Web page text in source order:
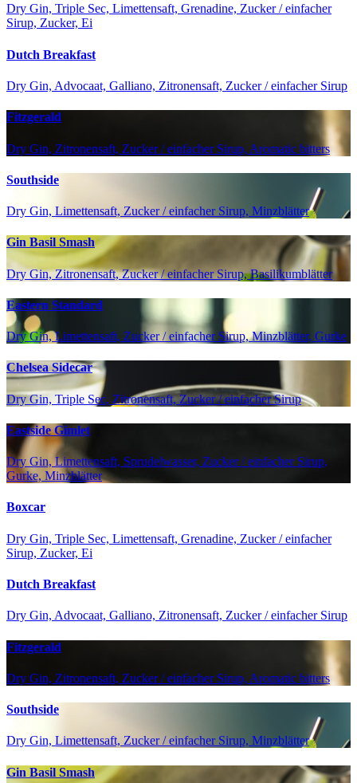
Dry Gin, Triple Sec, Limettensaft, Grenadine, Zucker / einfacher
Sirup, Zucker, Ei
Dutch Breakfast
Dry Gin, Advocaat, Galliano, Zitronensaft, Zucker / einfacher Sirup
Fitzgerald
Dry Gin, Zitronensaft, Zucker / einfacher Sirup, Aromatic bitters
Southside
Dry Gin, Limettensaft, Zucker / einfacher Sirup, Minzblätter
Gin Basil Smash
Dry Gin, Zitronensaft, Zucker / einfacher Sirup, Basilikumblätter
Eastern Standard
Dry Gin, Limettensaft, Zucker / einfacher Sirup, Minzblätter, Gurke
Chelsea Sidecar
Dry Gin, Triple Sec, Zitronensaft, Zucker / einfacher Sirup
Eastside Gimlet
Dry Gin, Limettensaft, Sprudelwasser, Zucker / einfacher Sirup,
Gurke, Minzblätter
Boxcar
Dry Gin, Triple Sec, Limettensaft, Grenadine, Zucker / einfacher
Sirup, Zucker, Ei
Dutch Breakfast
Dry Gin, Advocaat, Galliano, Zitronensaft, Zucker / einfacher Sirup
Fitzgerald
Dry Gin, Zitronensaft, Zucker / einfacher Sirup, Aromatic bitters
Southside
Dry Gin, Limettensaft, Zucker / einfacher Sirup, Minzblätter
Gin Basil Smash